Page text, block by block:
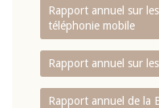
Rapport annuel sur
téléphonie mobile
Rapport annuel sur
Rapport annuel de la